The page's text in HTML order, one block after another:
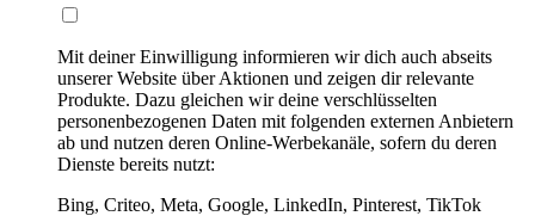
Mit deiner Einwilligung informieren wir dich auch abseits
unserer Website über Aktionen und zeigen dir relevante
Produkte. Dazu gleichen wir deine verschlüsselten
personenbezogenen Daten mit folgenden externen Anbietern
ab und nutzen deren Online-Werbekanäle, sofern du deren
Dienste bereits nutzt:
Bing, Criteo, Meta, Google, LinkedIn, Pinterest, TikTok